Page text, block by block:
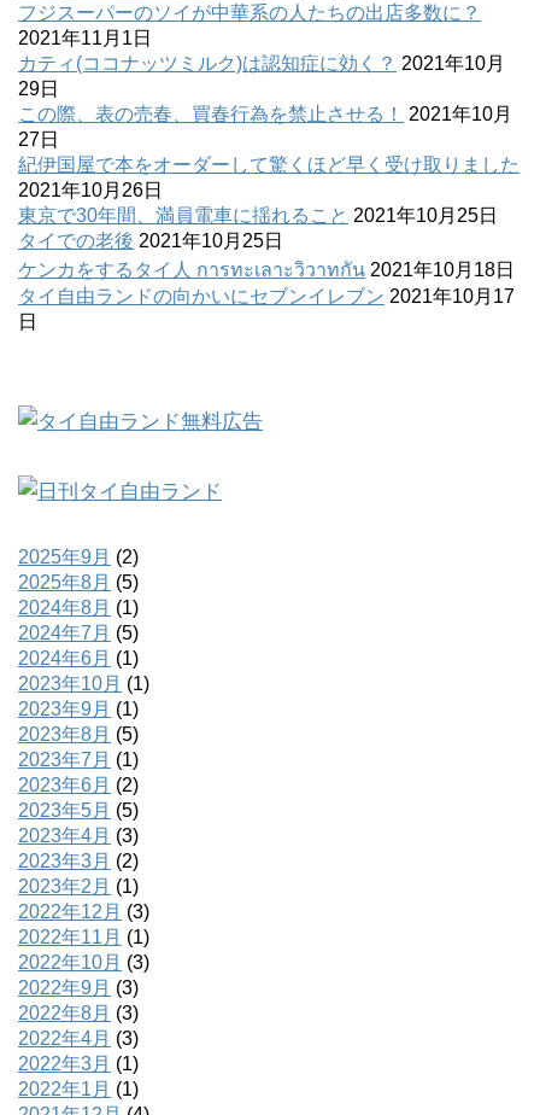
フジスーパーのソイが中華系の人たちの出店多数に？
2021年11月1日
カティ(ココナッツミルク)は認知症に効く？ 2021年10月
29日
この際、表の売春、買春行為を禁止させる！
2021年10月
27日
紀伊国屋で本をオーダーして驚くほど早く受け取りました
2021年10月26日
東京で30年間、満員電車に揺れること 2021年10月25日
タイでの老後 2021年10月25日
ケンカをするタイ人 การทะเลาะวิวาทกัน 2021年10月18日
タイ自由ランドの向かいにセブンイレブン 2021年10月17
日
2025年9月 (2)
2025年8月 (5)
2024年8月 (1)
2024年7月 (5)
2024年6月 (1)
2023年10月 (1)
2023年9月 (1)
2023年8月 (5)
2023年7月 (1)
2023年6月 (2)
2023年5月 (5)
2023年4月 (3)
2023年3月 (2)
2023年2月 (1)
2022年12月 (3)
2022年11月 (1)
2022年10月 (3)
2022年9月 (3)
2022年8月 (3)
2022年4月 (3)
2022年3月 (1)
2022年1月 (1)